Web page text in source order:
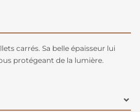
carrés. Sa belle épaisseur lui
protégeant de la lumière.